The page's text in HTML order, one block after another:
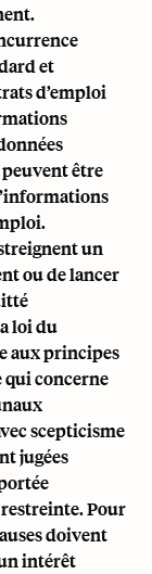
et
d’emploi
peuvent être
un
ou de lancer
loi du
aux principes
qui concerne
scepticisme
jugées
Pour
doivent
intérêt